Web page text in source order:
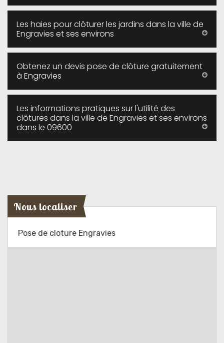
Les haies pour clôturer les jardins dans la ville de
Engravies et ses environs
Obtenez un devis pose de clôture gratuitement
à Engravies
Les informations pratiques sur l'utilité des
clôtures dans la ville de Engravies et ses environs
dans le 09600
Nous localiser
Pose de cloture Engravies